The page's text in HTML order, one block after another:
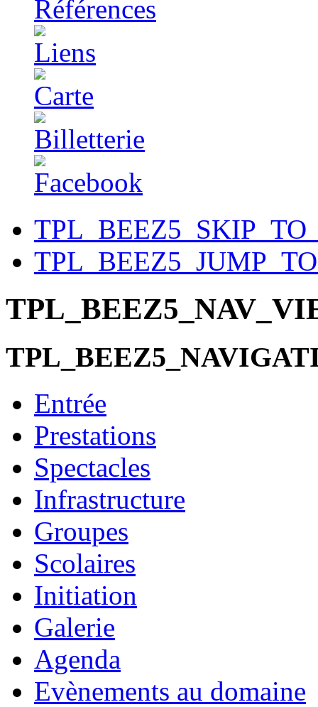
Entrée
Prestations
Spectacles
Infrastructure
Groupes
Scolaires
Initiation
Galerie
Agenda
Evènements au domaine